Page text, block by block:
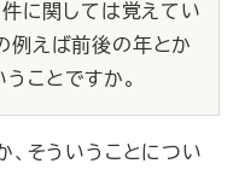
に関しては覚えてい
例えば前後の年とか
ことですか。
、そういうことについ